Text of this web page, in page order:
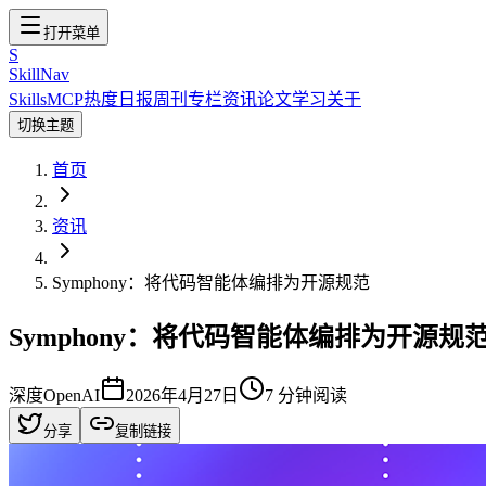
打开菜单
S
SkillNav
SkillsMCP热度 日报周刊 专栏资讯论文学习关于
切换主题
首页
资讯
Symphony：将代码智能体编排为开源规范
Symphony：将代码智能体编排为开源规
深度OpenAI 2026年4月27日 7 分钟阅读
分享 复制链接